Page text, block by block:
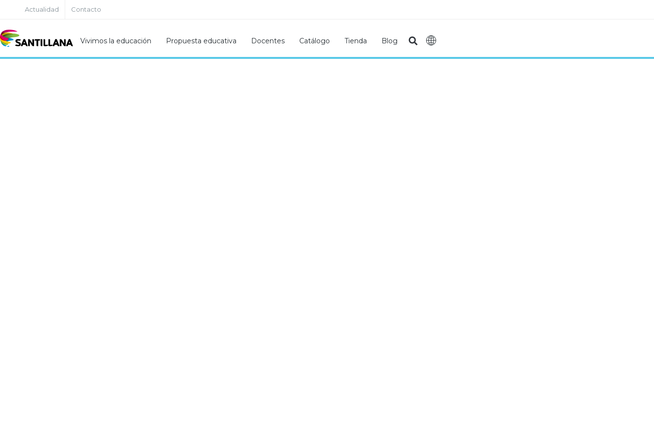
Actualidad Contacto
Vivimos la educación Propuesta educativa Docentes Catálogo Tienda Blog